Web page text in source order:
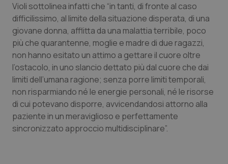
Provincia Autonoma di Trento
Puglia
Sardegna
Sicilia
Toscana
Ipertensione & Scompenso
Malattie rare
Malattia di Crohn & Rettocolite Ulcerosa
Neuroscienze & patologie neurodegenerative
Obesità
Violi sottolinea infatti che “in tanti, di fronte al caso
difficilissimo, al limite della situazione disperata, di una
giovane donna, afflitta da una malattia terribile, poco
più che quarantenne, moglie e madre di due ragazzi,
non hanno esitato un attimo a gettare il cuore oltre
l’ostacolo, in uno slancio dettato più dal cuore che dai
limiti dell’umana ragione; senza porre limiti temporali,
non risparmiando né le energie personali, né le risorse
di cui potevano disporre, avvicendandosi attorno alla
paziente in un meraviglioso e perfettamente
sincronizzato approccio multidisciplinare”.